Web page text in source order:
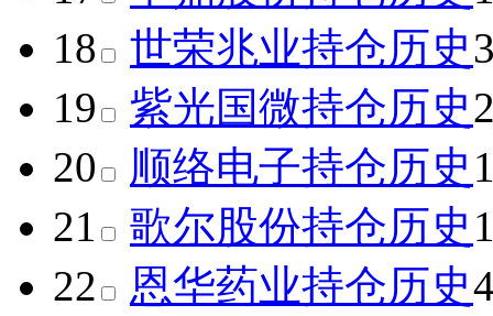
18
世荣兆业持仓历史
19
紫光国微持仓历史
20
顺络电子持仓历史
21
歌尔股份持仓历史
22
恩华药业持仓历史